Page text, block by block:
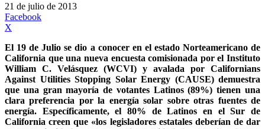
21 de julio de 2013
Facebook
X
El 19 de Julio se dio a conocer en el estado Norteamericano de
California que una nueva encuesta comisionada por el Instituto
William C. Velásquez (WCVI) y avalada por Californians
Against Utilities Stopping Solar Energy (CAUSE) demuestra
que una gran mayoría de votantes Latinos (89%) tienen una
clara preferencia por la energía solar sobre otras fuentes de
energía. Específicamente, el 80% de Latinos en el Sur de
California creen que «los legisladores estatales deberían de dar